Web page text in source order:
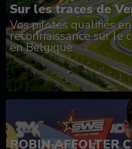
Sur les traces de
Vos pilotes qualifiés en
reconnaissance sur le
en Belgique
ROBIN AFFOLTER